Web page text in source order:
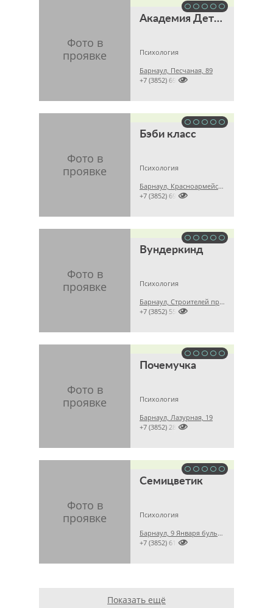
Академия Детства
Психология
Барнаул, Песчаная, 89

+7 (3852) 691659
Бэби класс
Психология
Барнаул, Красноармейский проспект, 69б

+7 (3852) 694696
Вундеркинд
Психология
Барнаул, Строителей проспект, 34

+7 (3852) 555290
Почемучка
Психология
Барнаул, Лазурная, 19

+7 (3852) 281224
Семицветик
Психология
Барнаул, 9 Января бульвар, 99

+7 (3852) 615563
Показать ещё